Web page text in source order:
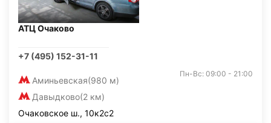
АТЦ Очаково
+7 (495) 152-31-11
Аминьевская(980 м)
Давыдково(2 км)
Пн-Вс: 09:00 - 21:00
Очаковское ш., 10к2с2